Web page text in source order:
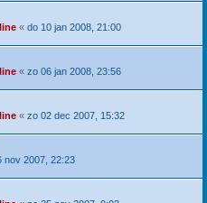
« do 10 jan 2008, 21:00
« zo 06 jan 2008, 23:56
« zo 02 dec 2007, 15:32
nov 2007, 22:23